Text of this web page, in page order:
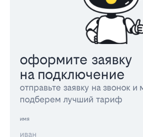
оформите заявку
на подключение
отправьте заявку на звонок
подберем лучший тариф
имя